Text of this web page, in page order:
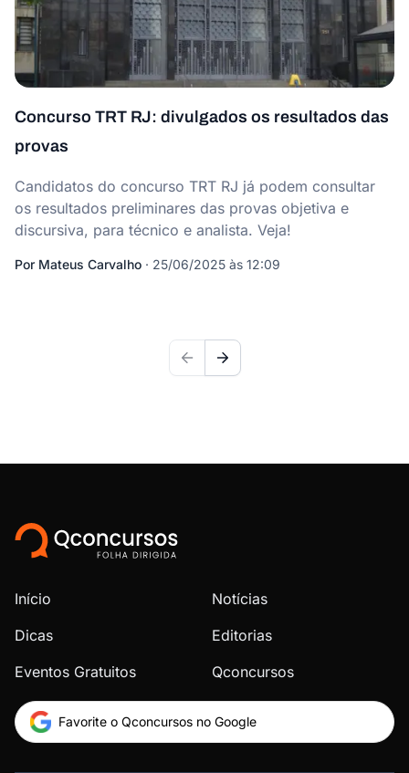
Concurso TRT RJ: divulgados os resultados das
provas
Candidatos do concurso TRT RJ já podem consultar
os resultados preliminares das provas objetiva e
discursiva, para técnico e analista. Veja!
Por Mateus Carvalho · 25/06/2025 às 12:09
Início
Notícias
Dicas
Editorias
Eventos Gratuitos
Qconcursos
Favorite o Qconcursos no Google